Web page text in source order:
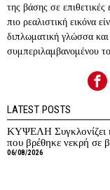
της βάσης σε επιθετικές
πιο ρεαλιστική εικόνα
διπλωματική γλώσσα
συμπεριλαμβανομένου
LATEST POSTS
ΚΥΨΕΛΗ Συγκλονίζει η
που βρέθηκε νεκρή σε
06/08/2026